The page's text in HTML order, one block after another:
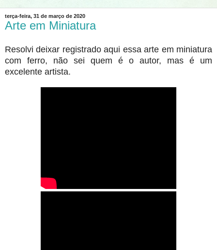
terça-feira, 31 de março de 2020
Arte em Miniatura
Resolvi deixar registrado aqui essa arte em miniatura
com ferro, não sei quem é o autor, mas é um
excelente artista.